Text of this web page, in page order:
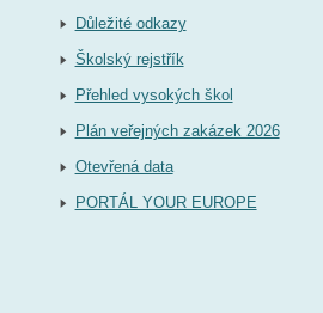
Důležité odkazy
Školský rejstřík
Přehled vysokých škol
Plán veřejných zakázek 2026
Otevřená data
PORTÁL YOUR EUROPE